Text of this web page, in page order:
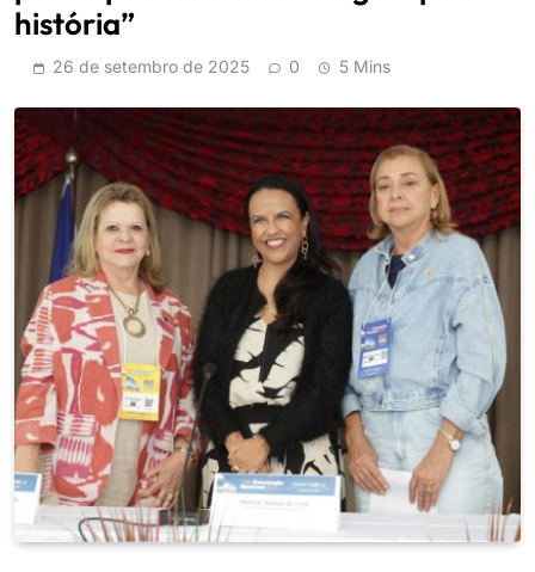
história”
26 de setembro de 2025 0 5 Mins